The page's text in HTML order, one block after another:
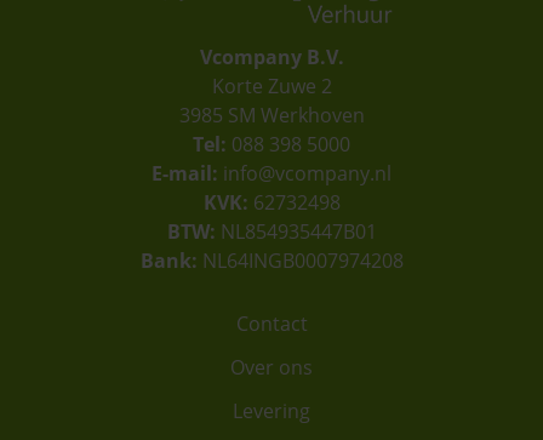
Vcompany B.V.
Korte Zuwe 2
3985 SM Werkhoven
Tel: 088 398 5000
E-mail: info@vcompany.nl
KVK: 62732498
BTW: NL854935447B01
Bank: NL64INGB0007974208
Contact
Over ons
Levering